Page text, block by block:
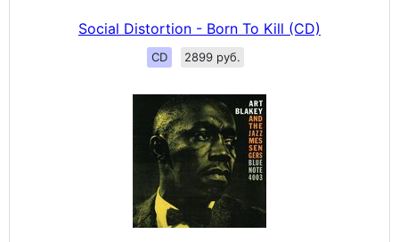
Social Distortion - Born To Kill (CD)
CD 2899 руб.